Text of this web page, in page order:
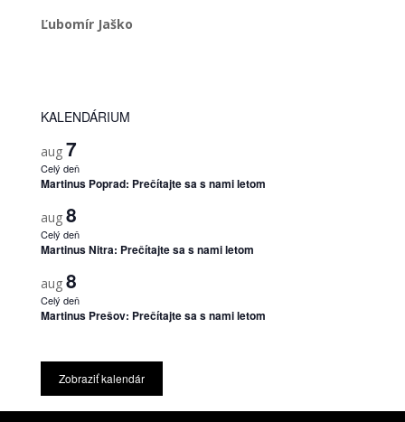
Ľubomír Jaško
KALENDÁRIUM
aug 7
Celý deň
Martinus Poprad: Prečítajte sa s nami letom
aug 8
Celý deň
Martinus Nitra: Prečítajte sa s nami letom
aug 8
Celý deň
Martinus Prešov: Prečítajte sa s nami letom
Zobraziť kalendár